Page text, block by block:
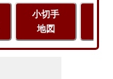
小切手
地図